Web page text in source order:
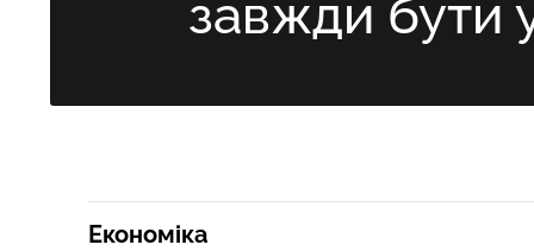
завжди бути
Економіка